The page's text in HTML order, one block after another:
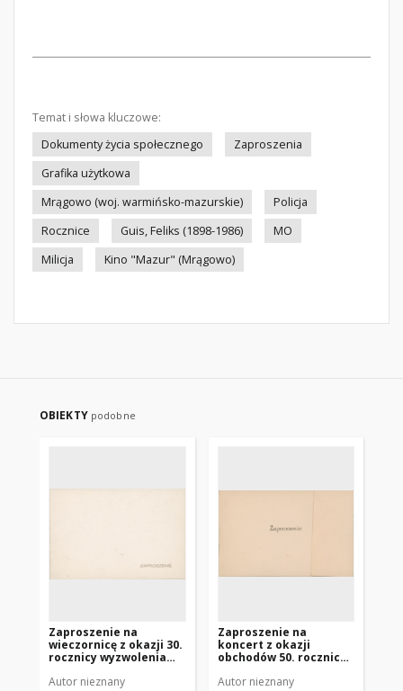
Temat i słowa kluczowe:
Dokumenty życia społecznego
Zaproszenia
Grafika użytkowa
Mrągowo (woj. warmińsko-mazurskie)
Policja
Rocznice
Guis, Feliks (1898-1986)
MO
Milicja
Kino "Mazur" (Mrągowo)
OBIEKTY podobne
Zaproszenie na
wieczornicę z okazji 30.
rocznicy wyzwolenia
Autor nieznany
Zaproszenie na
koncert z okazji
obchodów 50. rocznicy
Październikowej 1967
Autor nieznany